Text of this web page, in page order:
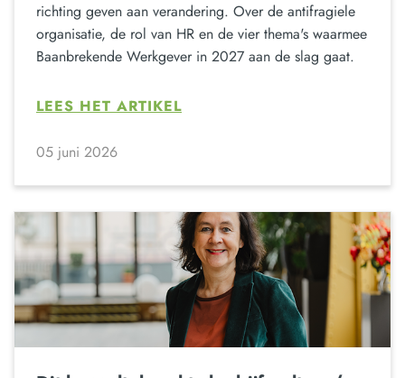
richting geven aan verandering. Over de antifragiele
organisatie, de rol van HR en de vier thema's waarmee
Baanbrekende Werkgever in 2027 aan de slag gaat.
LEES HET ARTIKEL
05 juni 2026